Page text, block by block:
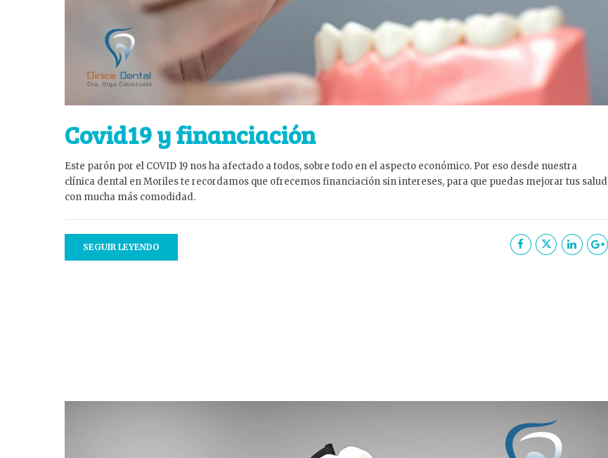
Covid19 y financiación
Este parón por el COVID 19 nos ha afectado a todos, sobre todo en el aspecto económico. Por eso desde nuestra
clínica dental en Moriles te recordamos que ofrecemos financiación sin intereses, para que puedas mejorar tus salud
con mucha más comodidad.
SEGUIR LEYENDO